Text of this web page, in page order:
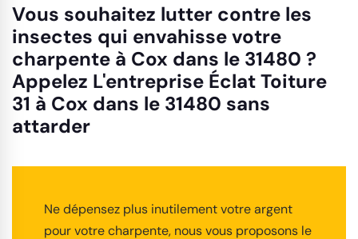
Vous souhaitez lutter contre les
insectes qui envahisse votre
charpente à Cox dans le 31480 ?
Appelez L'entreprise Éclat Toiture
31 à Cox dans le 31480 sans
attarder
Ne dépensez plus inutilement votre argent
pour votre charpente, nous vous proposons le